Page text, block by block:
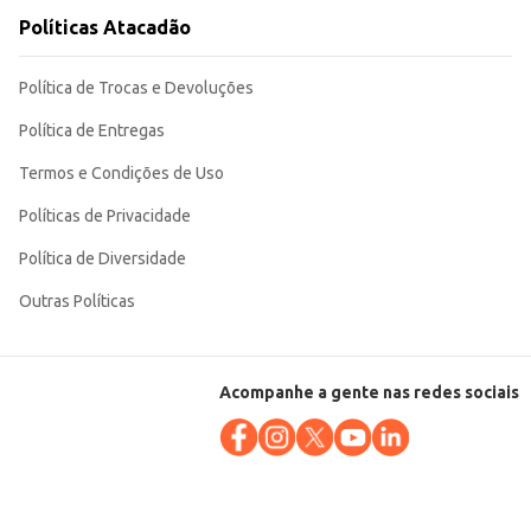
Políticas Atacadão
Política de Trocas e Devoluções
Política de Entregas
Termos e Condições de Uso
Políticas de Privacidade
Política de Diversidade
Outras Políticas
Acompanhe a gente nas redes sociais